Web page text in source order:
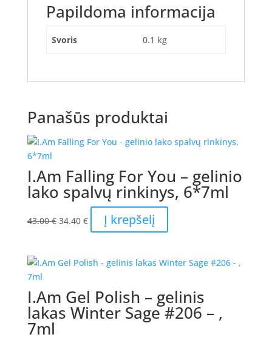
Papildoma informacija
Svoris 0.1 kg
Panašūs produktai
I.Am Falling For You – gelinio
lako spalvų rinkinys, 6*7ml
43.00€ Original
43.00 €.
34.40 €Current
price
34.40 €.
Į krepšelį
I.Am Gel Polish – gelinis
lakas Winter Sage #206 – ,
7ml